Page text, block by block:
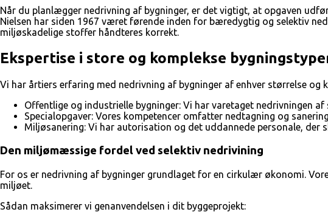
Når du planlægger nedrivning af bygninger, er det vigtigt, at opgaven
Nielsen har siden 1967 været førende inden for bæredygtig og selektiv
miljøskadelige stoffer håndteres korrekt.
Ekspertise i store og komplekse
Vi har årtiers erfaring med nedrivning af bygninger af enhver størrelse
Offentlige og industrielle bygninger: Vi har varetaget nedrivningen
Specialopgaver: Vores kompetencer omfatter nedtagning og
Miljøsanering: Vi har autorisation og det uddannede personale, der
Den miljømæssige fordel ved selektiv nedrivining
For os er nedrivning af bygninger grundlaget for en cirkulær økonomi.
miljøet.
Sådan maksimerer vi genanvendelsen i dit byggeprojekt: